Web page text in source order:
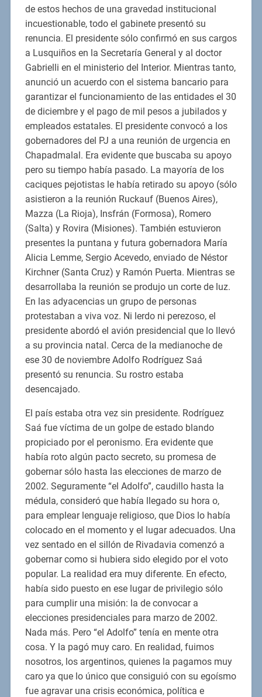
de estos hechos de una gravedad institucional
incuestionable, todo el gabinete presentó su
renuncia. El presidente sólo confirmó en sus cargos
a Lusquiños en la Secretaría General y al doctor
Gabrielli en el ministerio del Interior. Mientras tanto,
anunció un acuerdo con el sistema bancario para
garantizar el funcionamiento de las entidades el 30
de diciembre y el pago de mil pesos a jubilados y
empleados estatales. El presidente convocó a los
gobernadores del PJ a una reunión de urgencia en
Chapadmalal. Era evidente que buscaba su apoyo
pero su tiempo había pasado. La mayoría de los
caciques pejotistas le había retirado su apoyo (sólo
asistieron a la reunión Ruckauf (Buenos Aires),
Mazza (La Rioja), Insfrán (Formosa), Romero
(Salta) y Rovira (Misiones). También estuvieron
presentes la puntana y futura gobernadora María
Alicia Lemme, Sergio Acevedo, enviado de Néstor
Kirchner (Santa Cruz) y Ramón Puerta. Mientras se
desarrollaba la reunión se produjo un corte de luz.
En las adyacencias un grupo de personas
protestaban a viva voz. Ni lerdo ni perezoso, el
presidente abordó el avión presidencial que lo llevó
a su provincia natal. Cerca de la medianoche de
ese 30 de noviembre Adolfo Rodríguez Saá
presentó su renuncia. Su rostro estaba
desencajado.
El país estaba otra vez sin presidente. Rodríguez
Saá fue víctima de un golpe de estado blando
propiciado por el peronismo. Era evidente que
había roto algún pacto secreto, su promesa de
gobernar sólo hasta las elecciones de marzo de
2002. Seguramente “el Adolfo”, caudillo hasta la
médula, consideró que había llegado su hora o,
para emplear lenguaje religioso, que Dios lo había
colocado en el momento y el lugar adecuados. Una
vez sentado en el sillón de Rivadavia comenzó a
gobernar como si hubiera sido elegido por el voto
popular. La realidad era muy diferente. En efecto,
había sido puesto en ese lugar de privilegio sólo
para cumplir una misión: la de convocar a
elecciones presidenciales para marzo de 2002.
Nada más. Pero “el Adolfo” tenía en mente otra
cosa. Y la pagó muy caro. En realidad, fuimos
nosotros, los argentinos, quienes la pagamos muy
caro ya que lo único que consiguió con su egoísmo
fue agravar una crisis económica, política e